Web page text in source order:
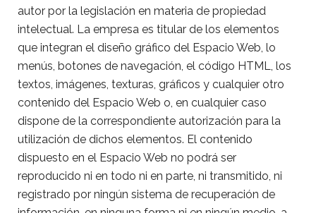
autor por la legislación en materia de propiedad
intelectual. La empresa es titular de los elementos
que integran el diseño gráfico del Espacio Web, lo
menús, botones de navegación, el código HTML, los
textos, imágenes, texturas, gráficos y cualquier otro
contenido del Espacio Web o, en cualquier caso
dispone de la correspondiente autorización para la
utilización de dichos elementos. El contenido
dispuesto en el Espacio Web no podrá ser
reproducido ni en todo ni en parte, ni transmitido, ni
registrado por ningún sistema de recuperación de